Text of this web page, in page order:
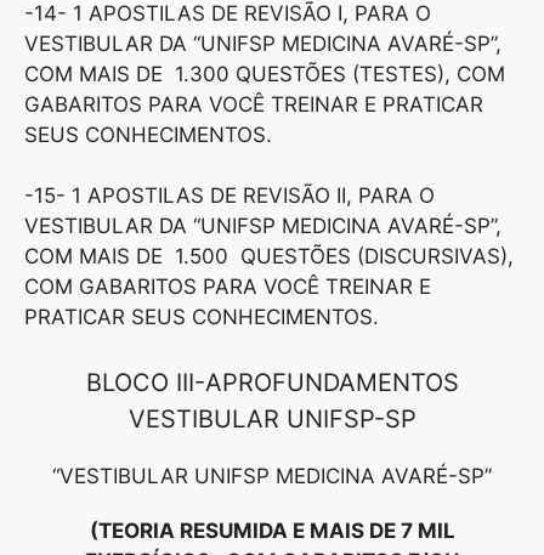
-14- 1 APOSTILAS DE REVISÃO I, PARA O
VESTIBULAR DA “UNIFSP MEDICINA AVARÉ-SP”,
COM MAIS DE 1.300 QUESTÕES (TESTES), COM
GABARITOS PARA VOCÊ TREINAR E PRATICAR
SEUS CONHECIMENTOS.
-15- 1 APOSTILAS DE REVISÃO II, PARA O
VESTIBULAR DA “UNIFSP MEDICINA AVARÉ-SP”,
COM MAIS DE 1.500 QUESTÕES (DISCURSIVAS),
COM GABARITOS PARA VOCÊ TREINAR E
PRATICAR SEUS CONHECIMENTOS.
BLOCO III-APROFUNDAMENTOS
VESTIBULAR UNIFSP-SP
“VESTIBULAR UNIFSP MEDICINA AVARÉ-SP”
(TEORIA RESUMIDA E MAIS DE 7 MIL